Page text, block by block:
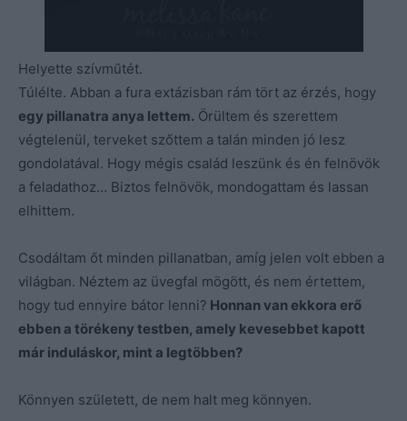
Helyette szívműtét.
Túlélte. Abban a fura extázisban rám tört az érzés, hogy
egy pillanatra anya lettem. Örültem és szerettem
végtelenül, terveket szőttem a talán minden jó lesz
gondolatával. Hogy mégis család leszünk és én felnövök
a feladathoz… Biztos felnövök, mondogattam és lassan
elhittem.
Csodáltam őt minden pillanatban, amíg jelen volt ebben a
világban. Néztem az üvegfal mögött, és nem értettem,
hogy tud ennyire bátor lenni? Honnan van ekkora erő
ebben a törékeny testben, amely kevesebbet kapott
már induláskor, mint a legtöbben?
Könnyen született, de nem halt meg könnyen.